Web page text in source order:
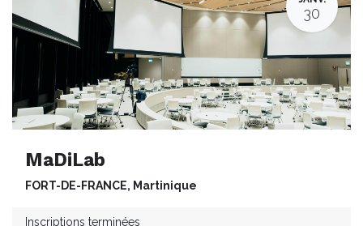
30
MaDiLab
FORT-DE-FRANCE, Martinique
Inscriptions terminées